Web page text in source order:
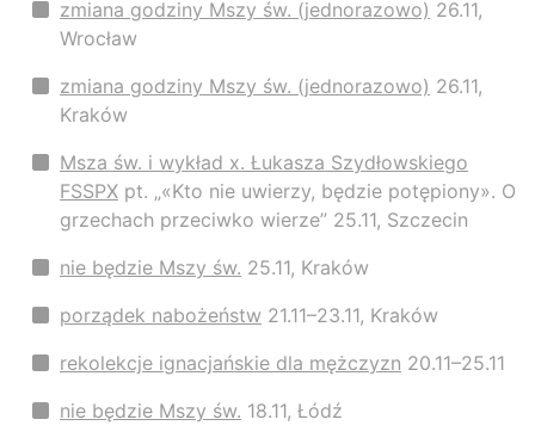
zmiana godziny Mszy św. (jednorazowo) 26.11,
Wrocław
zmiana godziny Mszy św. (jednorazowo) 26.11,
Kraków
Msza św. i wykład x. Łukasza Szydłowskiego
FSSPX pt. „«Kto nie uwierzy, będzie potępiony». O
grzechach przeciwko wierze” 25.11, Szczecin
nie będzie Mszy św. 25.11, Kraków
porządek nabożeństw 21.11–23.11, Kraków
rekolekcje ignacjańskie dla mężczyzn 20.11–25.11
nie będzie Mszy św. 18.11, Łódź